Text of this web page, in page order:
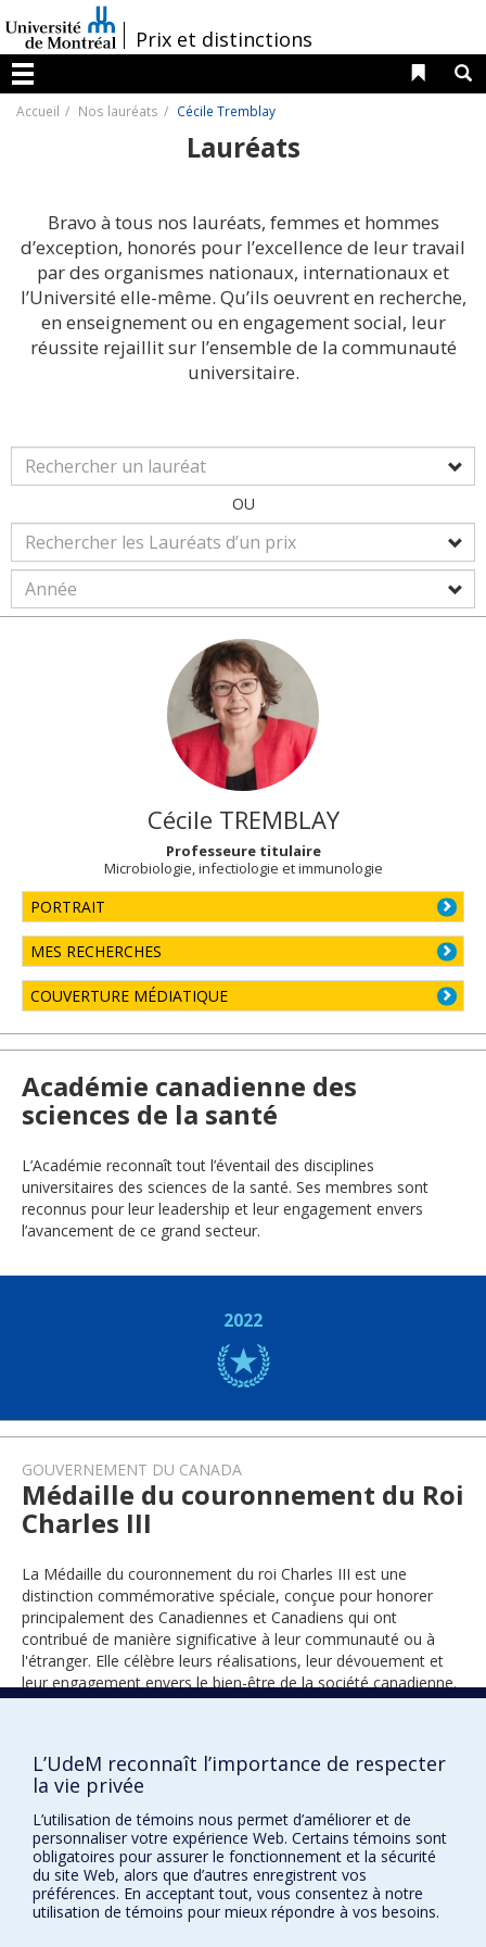
au
contenu
/Prix et distinctions
Menu
Liens
Accueil Nos lauréats Cécile Tremblay
Lauréats
Bravo à tous nos lauréats, femmes et hommes
d’exception, honorés pour l’excellence de leur travail
par des organismes nationaux, internationaux et
l’Université elle-même. Qu’ils oeuvrent en recherche,
en enseignement ou en engagement social, leur
réussite rejaillit sur l’ensemble de la communauté
universitaire.
OU
Cécile TREMBLAY
Professeure titulaire
Microbiologie, infectiologie et immunologie
PORTRAIT
MES RECHERCHES
COUVERTURE MÉDIATIQUE
Académie canadienne des
sciences de la santé
L’Académie reconnaît tout l’éventail des disciplines
universitaires des sciences de la santé. Ses membres sont
reconnus pour leur leadership et leur engagement envers
l’avancement de ce grand secteur.
2022
GOUVERNEMENT DU CANADA
Médaille du couronnement du Roi
Charles III
La Médaille du couronnement du roi Charles III est une
distinction commémorative spéciale, conçue pour honorer
principalement des Canadiennes et Canadiens qui ont
contribué de manière significative à leur communauté ou à
l'étranger. Elle célèbre leurs réalisations, leur dévouement et
leur engagement envers le bien-être de la société canadienne.
2025
L’UdeM reconnaît l’importance de respecter
la vie privée
L’utilisation de témoins nous permet d’améliorer et de
personnaliser votre expérience Web. Certains témoins sont
obligatoires pour assurer le fonctionnement et la sécurité
du site Web, alors que d’autres enregistrent vos
préférences. En acceptant tout, vous consentez à notre
utilisation de témoins pour mieux répondre à vos besoins.